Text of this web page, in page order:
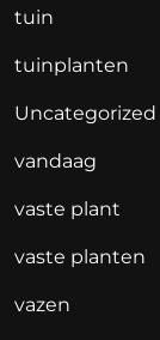
tuin
tuinplanten
Uncategorized
vandaag
vaste plant
vaste planten
vazen